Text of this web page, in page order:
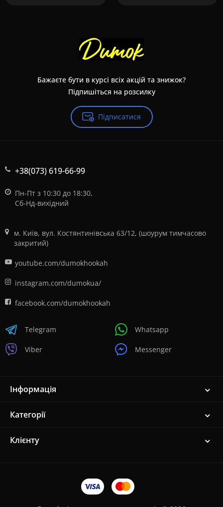
Бажаєте бути в курсі всіх акцій та знижок?
Підпишіться на розсилку
Підписатися
+38(073) 619-66-99
Пн-Пт з 10:30 до 18:30,
Сб-Нд-вихідний
м. Київ, вул. Костянтинівська 63/12, (шоурум тимчасово
закритий)
youtube.com/dumokhookah
instagram.com/dumokua/
facebook.com/dumokhookah
Telegram
Viber
Whatsapp
Messenger
Інформація
Категорії
Клієнту